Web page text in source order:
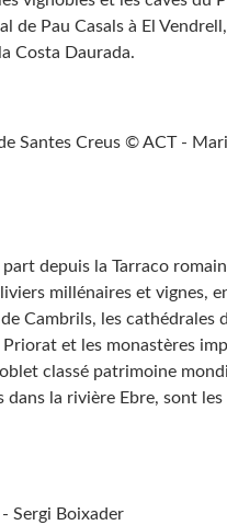
de Pau Casals à El
Costa Daurada.
Santes Creus © ACT -
depuis la Tarraco
millénaires et vignes,
Cambrils, les cathédrales
et les monastères
classé patrimoine
dans la rivière Ebre, sont
Sergi Boixader